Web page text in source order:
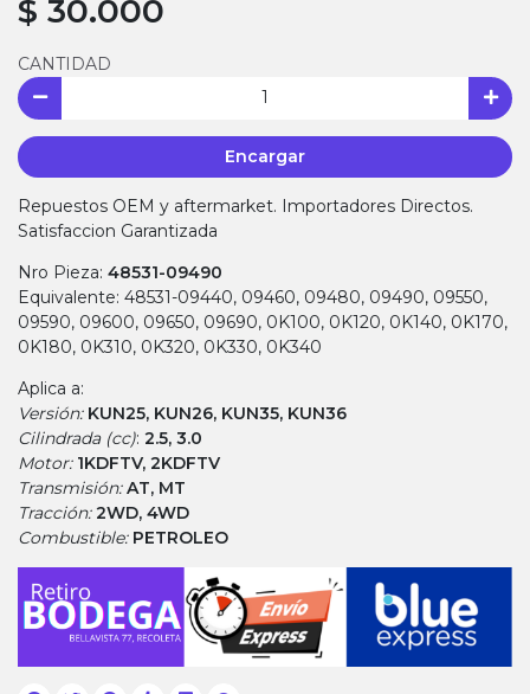
$ 30.000
CANTIDAD
Encargar
Repuestos OEM y aftermarket. Importadores Directos.
Satisfaccion Garantizada
Nro Pieza: 48531-09490
Equivalente: 48531-09440, 09460, 09480, 09490, 09550,
09590, 09600, 09650, 09690, 0K100, 0K120, 0K140, 0K170,
0K180, 0K310, 0K320, 0K330, 0K340
Aplica a:
Versión: KUN25, KUN26, KUN35, KUN36
Cilindrada (cc): 2.5, 3.0
Motor: 1KDFTV, 2KDFTV
Transmisión:AT, MT
Tracción:2WD, 4WD
Combustible: PETROLEO